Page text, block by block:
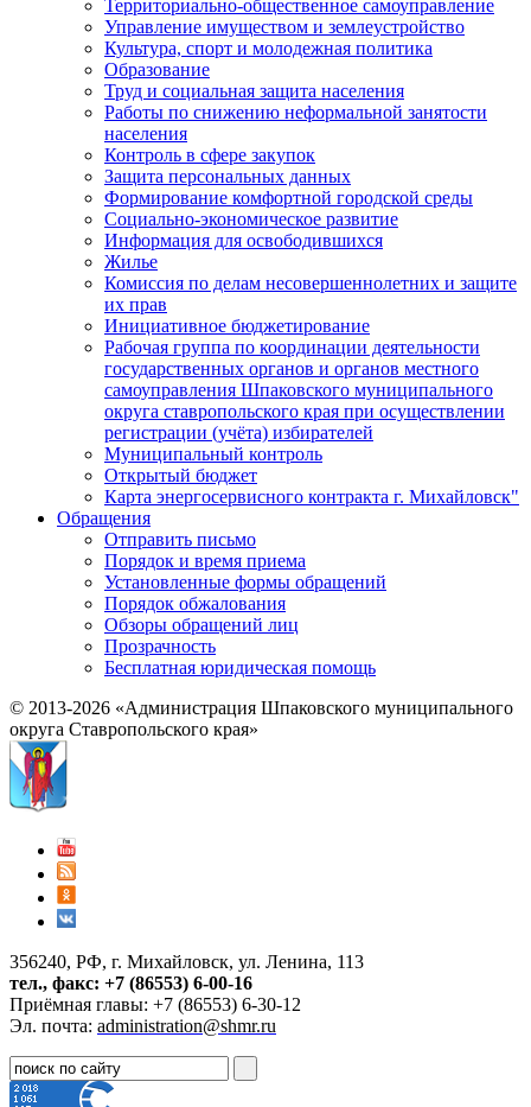
Территориально-общественное самоуправление
Управление имуществом и землеустройство
Культура, спорт и молодежная политика
Образование
Труд и социальная защита населения
Работы по снижению неформальной занятости
населения
Контроль в сфере закупок
Защита персональных данных
Формирование комфортной городской среды
Социально-экономическое развитие
Информация для освободившихся
Жилье
Комиссия по делам несовершеннолетних и защите
их прав
Инициативное бюджетирование
Рабочая группа по координации деятельности
государственных органов и органов местного
самоуправления Шпаковского муниципального
округа ставропольского края при осуществлении
регистрации (учёта) избирателей
Муниципальный контроль
Открытый бюджет
Карта энергосервисного контракта г. Михайловск"
Обращения
Отправить письмо
Порядок и время приема
Установленные формы обращений
Порядок обжалования
Обзоры обращений лиц
Прозрачность
Бесплатная юридическая помощь
© 2013-2026 «Администрация Шпаковского муниципального
округа Ставропольского края»
356240, РФ, г. Михайловск, ул. Ленина, 113
тел., факс: +7 (86553) 6-00-16
Приёмная главы: +7 (86553) 6-30-12
Эл. почта: administration@shmr.ru